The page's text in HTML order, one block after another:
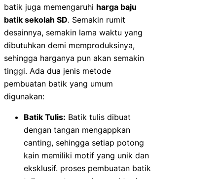
batik juga memengaruhi harga baju
batik sekolah SD. Semakin rumit
desainnya, semakin lama waktu yang
dibutuhkan demi memproduksinya,
sehingga harganya pun akan semakin
tinggi. Ada dua jenis metode
pembuatan batik yang umum
digunakan:
Batik Tulis: Batik tulis dibuat
dengan tangan mengappkan
canting, sehingga setiap potong
kain memiliki motif yang unik dan
eksklusif. proses pembuatan batik